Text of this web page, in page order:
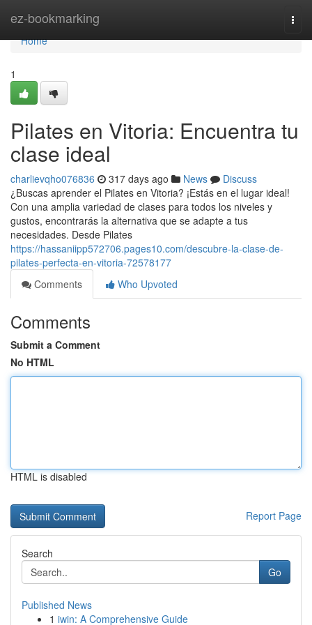
ez-bookmarking
Home
Home
1
Pilates en Vitoria: Encuentra tu
clase ideal
charlievqho076836 317 days ago News
Discuss
¿Buscas aprender el Pilates en Vitoria? ¡Estás en el lugar ideal!
Con una amplia variedad de clases para todos los niveles y
gustos, encontrarás la alternativa que se adapte a tus
necesidades. Desde Pilates
https://hassaniipp572706.pages10.com/descubre-la-clase-de-
pilates-perfecta-en-vitoria-72578177
Comments
Who Upvoted
Comments
Submit a Comment
No HTML
HTML is disabled
Report Page
Search
Go
Published News
1 iwin: A Comprehensive Guide